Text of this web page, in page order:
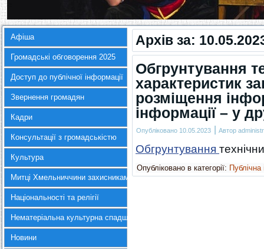
Афіша
Громадські обговорення 2025
Доступ до публічної інформації
Звернення громадян
Кадри
Консультації з громадськістю
Культура
Митці Хмельниччини захисникам України
Національності та релігії
Нематеріальна культурна спадщина
Новини
Архів за:
Обгрунтування
характеристик
розміщення
інформації – у
Опубліковано 10.05.2023 | Автор
Обгрунтування
Опубліковано в категорії: Публічна